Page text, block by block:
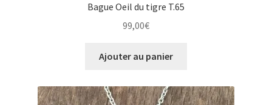
Bague Oeil du tigre T.65
99,00€
Ajouter au panier